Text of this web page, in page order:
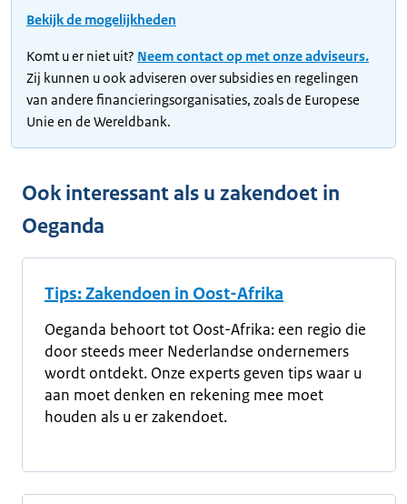
Bekijk de mogelijkheden
Komt u er niet uit? Neem contact op met onze adviseurs.
Zij kunnen u ook adviseren over subsidies en regelingen
van andere financieringsorganisaties, zoals de Europese
Unie en de Wereldbank.
Ook interessant als u zakendoet in
Oeganda
Tips: Zakendoen in Oost-Afrika
Oeganda behoort tot Oost-Afrika: een regio die
door steeds meer Nederlandse ondernemers
wordt ontdekt. Onze experts geven tips waar u
aan moet denken en rekening mee moet
houden als u er zakendoet.